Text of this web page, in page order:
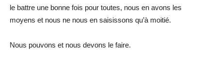
le battre une bonne fois pour toutes, nous en avons les
moyens et nous ne nous en saisissons qu’à moitié.
Nous pouvons et nous devons le faire.